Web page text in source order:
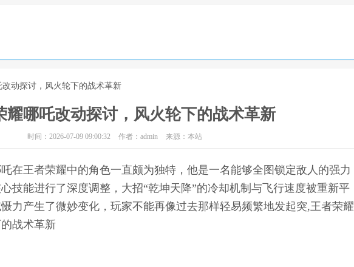
动探讨，风火轮下的战术革新
耀哪吒改动探讨，风火轮下的战术革新
时间：2026-07-09 09:00:32 作者：admin 来源：本站
在王者荣耀中的角色一直颇为独特，他是一名能够全图锁定敌人的强力
技能进行了深度调整，大招“乾坤天降”的冷却机制与飞行速度被重新平
力产生了微妙变化，玩家不能再像过去那样轻易频繁地发起突,王者荣耀
战术革新